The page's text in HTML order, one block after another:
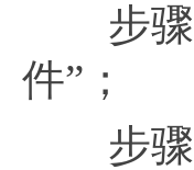
步骤1
件”；
步骤2